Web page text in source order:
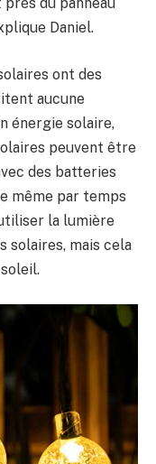
du panneau
Daniel.
ont des
aucune
énergie solaire,
peuvent être
des batteries
même par temps
la lumière
solaires, mais cela